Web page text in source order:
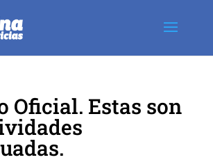
Oficial. Estas son